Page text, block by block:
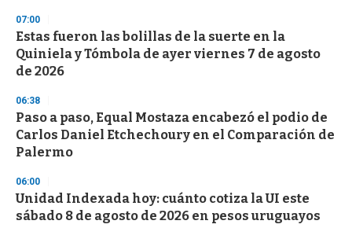
d
s
o
f
3
s
e
c
o
n
07:00
Estas fueron las bolillas de la suerte en la
Quiniela y Tómbola de ayer viernes 7 de agosto
de 2026
06:38
Paso a paso, Equal Mostaza encabezó el podio de
Carlos Daniel Etchechoury en el Comparación de
Palermo
06:00
Unidad Indexada hoy: cuánto cotiza la UI este
sábado 8 de agosto de 2026 en pesos uruguayos